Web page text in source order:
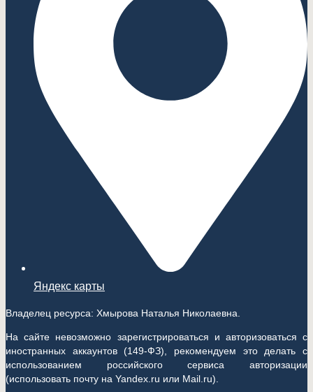
Яндекс карты
Владелец ресурса: Хмырова Наталья Николаевна.
На сайте невозможно зарегистрироваться и авторизоваться с
иностранных аккаунтов (149-ФЗ), рекомендуем это делать с
использованием российского сервиса авторизации
(использовать почту на Yandex.ru или Mail.ru).